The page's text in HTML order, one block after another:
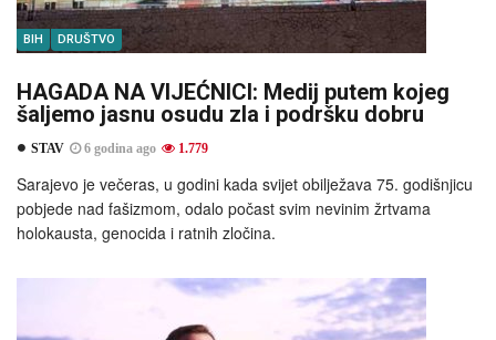
BIH DRUŠTVO
HAGADA NA VIJEĆNICI: Medij putem kojeg
šaljemo jasnu osudu zla i podršku dobru
STAV 6 godina ago 1.779
Sarajevo je večeras, u godini kada svijet obilježava 75. godišnjicu
pobjede nad fašizmom, odalo počast svim nevinim žrtvama
holokausta, genocida i ratnih zločina.